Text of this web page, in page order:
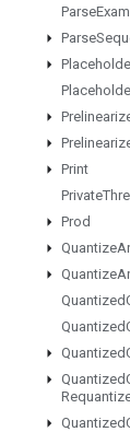
Parse
Parse
Print
Private
Prod
Quantize
Quantize
Quantized
Quantized
Quantized
Quantized
Quantized